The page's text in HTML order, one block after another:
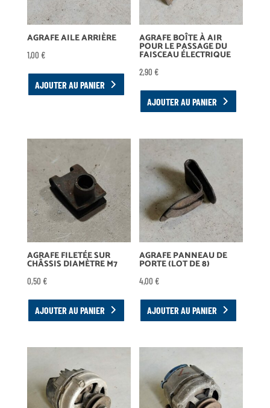
AGRAFE AILE ARRIÈRE
1,00 €
AJOUTER AU PANIER
AGRAFE BOÎTE À AIR
POUR LE PASSAGE DU
FAISCEAU ÉLECTRIQUE
2,90€
AJOUTER AU PANIER
AGRAFE FILETÉE SUR
CHÂSSIS DIAMÈTRE M7
0,50 €
AJOUTER AU PANIER
AGRAFE PANNEAU DE
PORTE (LOT DE 8)
4,00€
AJOUTER AU PANIER